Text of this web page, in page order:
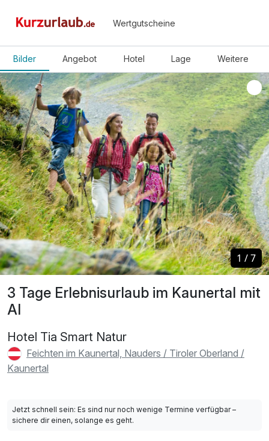
Wertgutscheine
Bilder Angebot Hotel Lage Weitere
3 Tage Erlebnisurlaub im Kaunertal mit
AI
Hotel Tia Smart Natur
Feichten im Kaunertal, Nauders / Tiroler Oberland /
Kaunertal
1 /7
1 /7
Jetzt schnell sein: Es sind nur noch wenige Termine verfügbar –
sichere dir einen, solange es geht.